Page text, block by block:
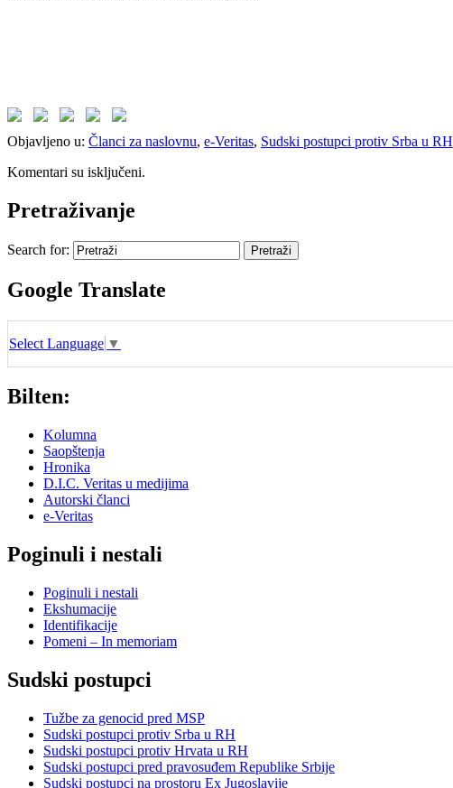
Objavljeno u: Članci za naslovnu, e-Veritas, Sudski postupci protiv Srba u RH
Komentari su isključeni.
Pretraživanje
Search for:
Google Translate
Select Language ▼
Bilten:
Kolumna
Saopštenja
Hronika
D.I.C. Veritas u medijima
Autorski članci
e-Veritas
Poginuli i nestali
Poginuli i nestali
Ekshumacije
Identifikacije
Pomeni – In memoriam
Sudski postupci
Tužbe za genocid pred MSP
Sudski postupci protiv Srba u RH
Sudski postupci protiv Hrvata u RH
Sudski postupci pred pravosuđem Republike Srbije
Sudski postupci na prostoru Ex Jugoslavije